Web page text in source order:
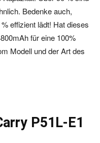
Bedenke auch,
effizient lädt! Hat dieses
für eine 100%
Modell und der Art des
P51L-E1